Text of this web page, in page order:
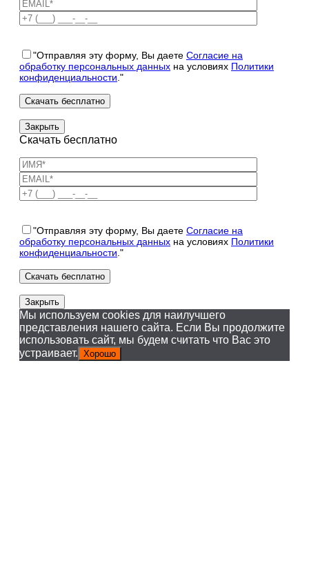
"Отправляя эту форму, Вы даете Согласие на
обработку персональных данных на условиях Политики
конфиденциальности ."
Закрыть
Скачать бесплатно
"Отправляя эту форму, Вы даете Согласие на
обработку персональных данных на условиях Политики
конфиденциальности ."
Закрыть
Мы используем cookies для наилучшего
представления нашего сайта. Если Вы продолжите
использовать сайт, мы будем считать что Вас это
устраивает. Хорошо